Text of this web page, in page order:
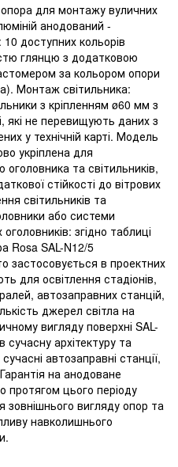
опора для монтажу вуличних
анодований -
10 доступних кольорів
глянцю з додатковою
за кольором опори
Монтаж світильника:
з кріпленням ø60 мм з
які не перевищують даних з
у технічній карті. Модель
укріплена для
та світильників,
стійкості до вітрових
світильників та
або системи
згідно таблиці
Rosa SAL-N12/5
застосовується в проектних
для освітлення стадіонів,
автозаправних станцій,
джерел світла на
вигляду поверхні SAL-
архітектуру та
автозаправні станції,
на анодоване
протягом цього періоду
зовнішнього вигляду опор та
навколишнього